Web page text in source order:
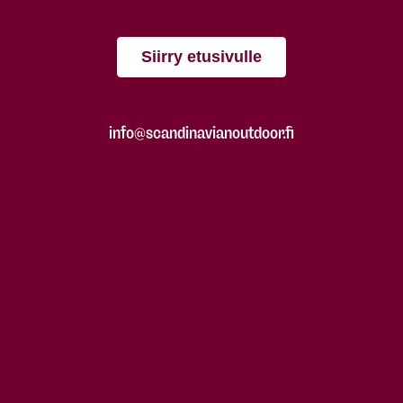
Siirry etusivulle
info@scandinavianoutdoor.fi